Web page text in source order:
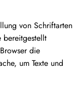
von Schriftarten
die
um Texte und